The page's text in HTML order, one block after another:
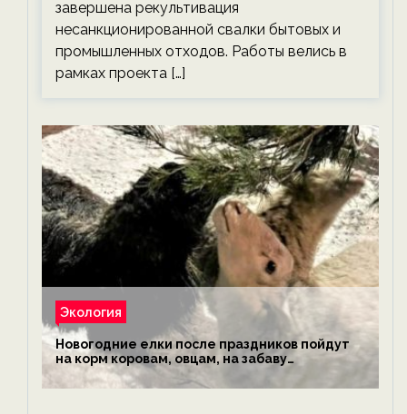
завершена рекультивация
несанкционированной свалки бытовых и
промышленных отходов. Работы велись в
рамках проекта […]
Экология
Новогодние елки после праздников пойдут
на корм коровам, овцам, на забаву
обезьянам, львам и леопардам — новости
экологии на ECOportal